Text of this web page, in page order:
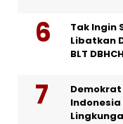
Tak Ingin
Libatkan
BLT